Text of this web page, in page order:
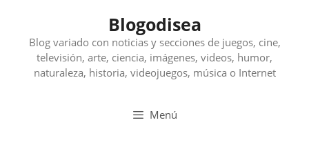
contenido
Blogodisea
Blog variado con noticias y secciones de juegos, cine,
televisión, arte, ciencia, imágenes, videos, humor,
naturaleza, historia, videojuegos, música o Internet
Menú